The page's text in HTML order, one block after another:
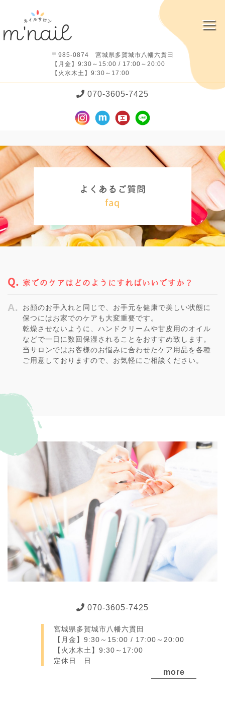
〒985-0874 宮城県多賀城市八幡六貫田
【月金】9:30～15:00 / 17:00～20:00
【火水木土】9:30～17:00
070-3605-7425
よ く あ る ご質問
faq
家でのケアはどのようにすればいいですか？
お顔のお手入れと同じで、お手元を健康で美しい状態に
保つにはお家でのケアも大変重要です。
乾燥させないように、ハンドクリームや甘皮用のオイル
などで一日に数回保湿されることをおすすめ致します。
当サロンではお客様のお悩みに合わせたケア用品を各種
ご用意しておりますので、お気軽にご相談ください。
070-3605-7425
宮城県多賀城市八幡六貫田
【月金】9:30～15:00 / 17:00～20:00
【火水木土】9:30～17:00
定休日 日
more